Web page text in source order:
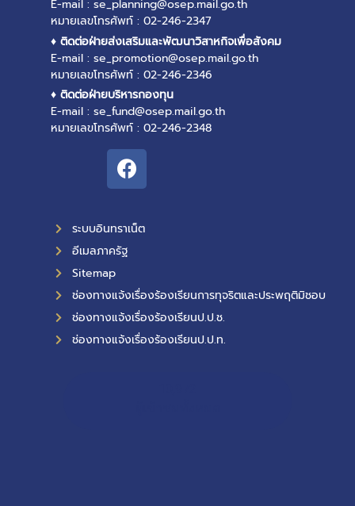
E-mail : se_planning@osep.mail.go.th
หมายเลขโทรศัพท์ : 02-246-2347
♦ ติดต่อฝ่ายส่งเสริมและพัฒนาวิสาหกิจเพื่อสังคม
E-mail : se_promotion@osep.mail.go.th
หมายเลขโทรศัพท์ : 02-246-2346
♦ ติดต่อฝ่ายบริหารกองทุน
E-mail : se_fund@osep.mail.go.th
หมายเลขโทรศัพท์ : 02-246-2348
ระบบอินทราเน็ต
อีเมลภาครัฐ
Sitemap
ช่องทางแจ้งเรื่องร้องเรียนการทุจริตและประพฤติมิชอบ
ช่องทางแจ้งเรื่องร้องเรียนป.ป.ช.
ช่องทางแจ้งเรื่องร้องเรียนป.ป.ท.